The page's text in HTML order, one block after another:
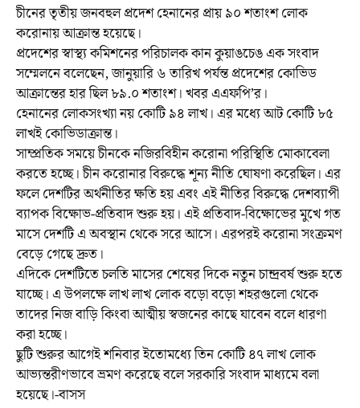
চীনের তৃতীয় জনবহুল প্রদেশ হেনানের প্রায় ৯০ শতাংশ লোক
করোনায় আক্রান্ত হয়েছে।
প্রদেশের স্বাস্থ্য কমিশনের পরিচালক কান কুয়াঙচেঙ এক সংবাদ
সম্মেলনে বলেছেন, জানুয়ারি ৬ তারিখ পর্যন্ত প্রদেশের কোভিড
আক্রান্তের হার ছিল ৮৯.০ শতাংশ। খবর এএফপি’র।
হেনানের লোকসংখ্যা নয় কোটি ৯৪ লাখ। এর মধ্যে আট কোটি ৮৫
লাখই কোভিডাক্রান্ত।
সাম্প্রতিক সময়ে চীনকে নজিরবিহীন করোনা পরিস্থিতি মোকাবেলা
করতে হচ্ছে। চীন করোনার বিরুদ্ধে শূন্য নীতি ঘোষণা করেছিল। এর
ফলে দেশটির অর্থনীতির ক্ষতি হয় এবং এই নীতির বিরুদ্ধে দেশব্যাপী
ব্যাপক বিক্ষোভ-প্রতিবাদ শুরু হয়। এই প্রতিবাদ-বিক্ষোভের মুখে গত
মাসে দেশটি এ অবস্থান থেকে সরে আসে। এরপরই করোনা সংক্রমণ
বেড়ে গেছে দ্রুত।
এদিকে দেশটিতে চলতি মাসের শেষের দিকে নতুন চান্দ্রবর্ষ শুরু হতে
যাচ্ছে। এ উপলক্ষে লাখ লাখ লোক বড়ো বড়ো শহরগুলো থেকে
তাদের নিজ বাড়ি কিংবা আত্মীয় স্বজনের কাছে যাবেন বলে ধারণা
করা হচ্ছে।
ছুটি শুরুর আগেই শনিবার ইতোমধ্যে তিন কোটি ৪৭ লাখ লোক
আভ্যন্তরীণভাবে ভ্রমণ করেছে বলে সরকারি সংবাদ মাধ্যমে বলা
হয়েছে।-বাসস